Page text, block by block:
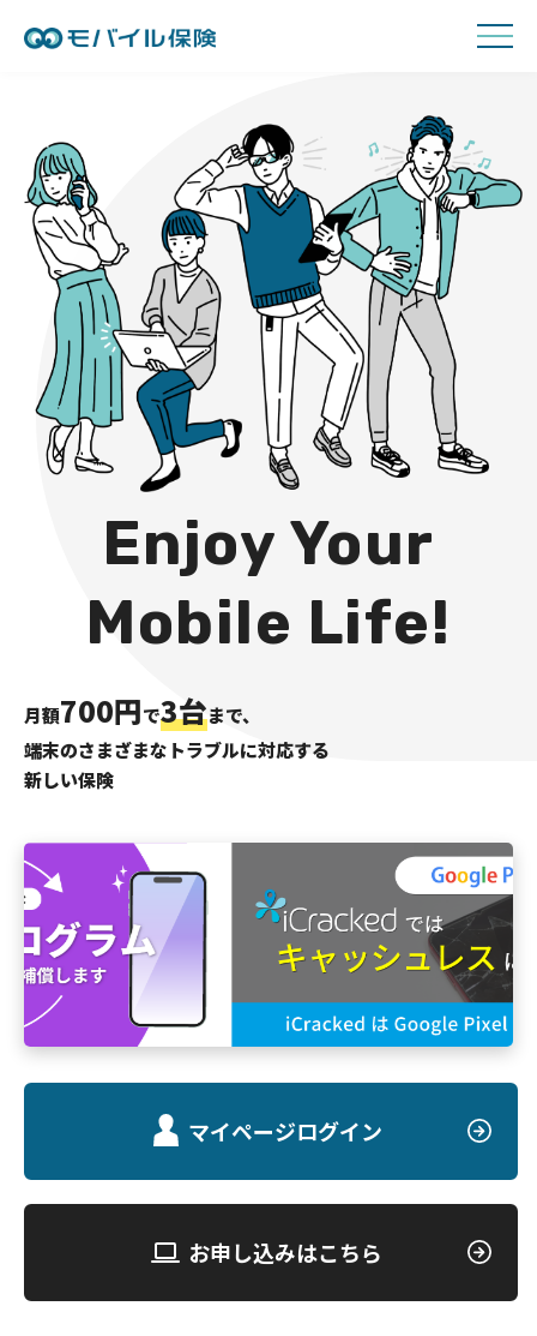
Enjoy Your
Mobile Life!
月額700円で3台まで、
端末のさまざまなトラブルに対応する
新しい保険
マイページログイン
お申し込みはこちら